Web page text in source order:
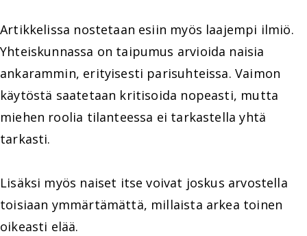
Artikkelissa nostetaan esiin myös laajempi ilmiö.
Yhteiskunnassa on taipumus arvioida naisia
ankarammin, erityisesti parisuhteissa. Vaimon
käytöstä saatetaan kritisoida nopeasti, mutta
miehen roolia tilanteessa ei tarkastella yhtä
tarkasti.
Lisäksi myös naiset itse voivat joskus arvostella
toisiaan ymmärtämättä, millaista arkea toinen
oikeasti elää.